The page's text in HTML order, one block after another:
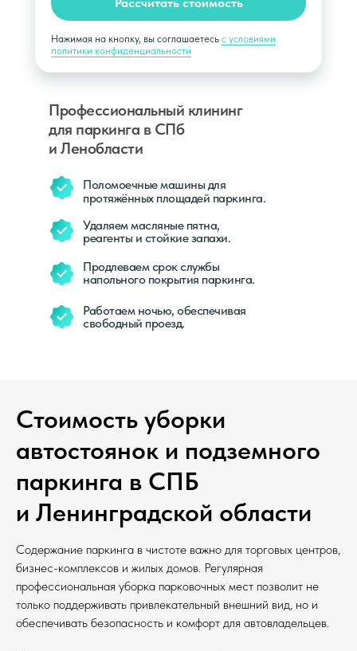
Работаем ночью, обеспечивая
свободный проезд.
Продлеваем срок службы
напольного покрытия паркинга.
Профессиональный клининг
для паркинга в СПб
и Ленобласти
Удаляем масляные пятна,
реагенты и стойкие запахи.
Поломоечные машины для
протяжённых площадей паркинга.
Нажимая на кнопку, вы соглашаетесь с условиями
политики конфиденциальности
Стоимость уборки
автостоянок и подземного
паркинга в СПБ
и Ленинградской области
Содержание паркинга в чистоте важно для торговых центров,
бизнес-комплексов и жилых домов. Регулярная
профессиональная уборка парковочных мест позволит не
только поддерживать привлекательный внешний вид, но и
обеспечивать безопасность и комфорт для автовладельцев.